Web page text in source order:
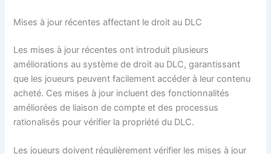
Mises à jour récentes affectant le droit au DLC
Les mises à jour récentes ont introduit plusieurs
améliorations au système de droit au DLC, garantissant
que les joueurs peuvent facilement accéder à leur contenu
acheté. Ces mises à jour incluent des fonctionnalités
améliorées de liaison de compte et des processus
rationalisés pour vérifier la propriété du DLC.
Les joueurs doivent régulièrement vérifier les mises à jour